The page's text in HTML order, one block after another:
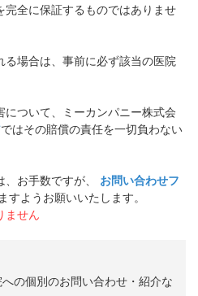
全に保証するものではありませ
場合は、事前に必ず該当の医院
ついて、ミーカンパニー株式会
ではその賠償の責任を一切負わない
お手数ですが、
お問い合わせフ
すようお願いいたします。
ません
の個別のお問い合わせ・紹介な